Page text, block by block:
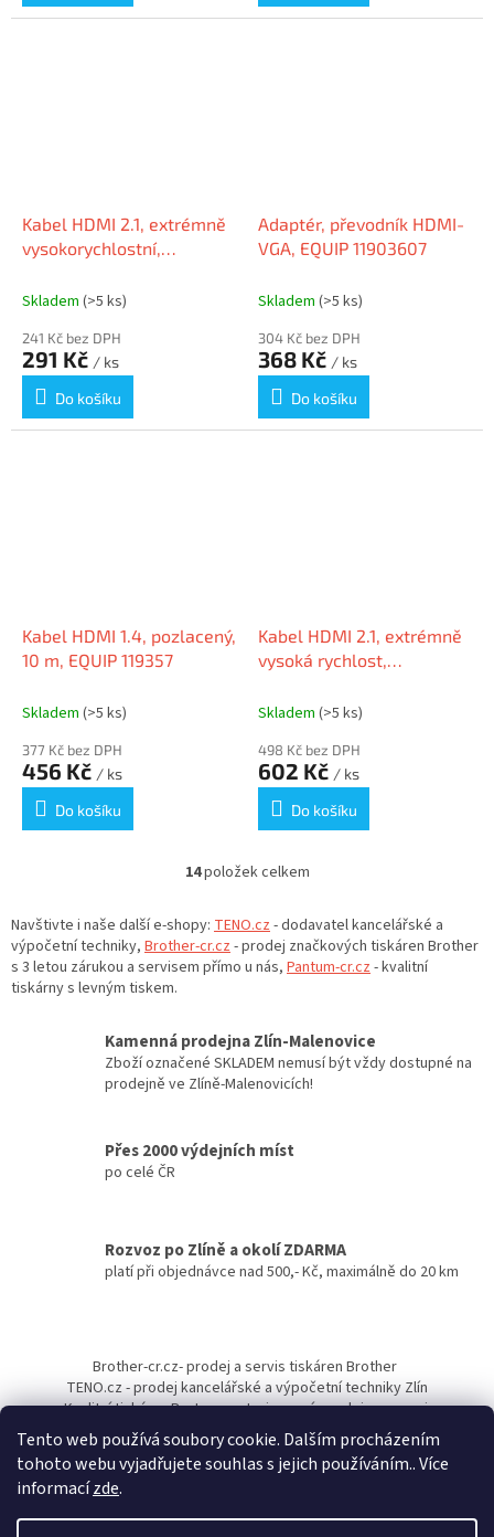
Tento web používá soubory cookie. Dalším procházením
tohoto webu vyjadřujete souhlas s jejich používáním.. Více
informacízde.
Kabel HDMI 2.1, extrémně
vysokorychlostní,
119381
Skladem (>5 ks)
241 Kč bez DPH
291 Kč / ks
Do košíku
Adaptér, převodník HDMI-
VGA, EQUIP 11903607
Skladem (>5 ks)
304 Kč bez DPH
368 Kč / ks
Do košíku
Kabel HDMI 1.4, pozlacený,
10 m, EQUIP 119357
Skladem (>5 ks)
377 Kč bez DPH
456 Kč / ks
Do košíku
Kabel HDMI 2.1, extrémně
vysoká rychlost,
119383
Skladem (>5 ks)
498 Kč bez DPH
602 Kč / ks
Do košíku
O
l
á
d
p
r
v
v
s
u
14položek celkem
Navštivte i naše další e-shopy: TENO.cz - dodavatel kancelářské a
výpočetní techniky, Brother-cr.cz - prodej značkových tiskáren Brother
s 3 letou zárukou a servisem přímo u nás, Pantum-cr.cz - kvalitní
tiskárny s levným tiskem.
Kamenná prodejna Zlín-Malenovice
Zboží označené SKLADEM nemusí být vždy dostupné na
prodejně ve Zlíně-Malenovicích!
Přes 2000 výdejních míst
po celé ČR
Rozvoz po Zlíně a okolí ZDARMA
platí při objednávce nad 500,- Kč, maximálně do 20 km
a
Brother-cr.cz- prodej a servis tiskáren Brother
TENO.cz - prodej kancelářské a výpočetní techniky Zlín
Kvalitní tiskárny Pantum - autorizovaný prodejce a servis